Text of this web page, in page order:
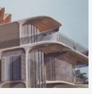
de Choloma tras